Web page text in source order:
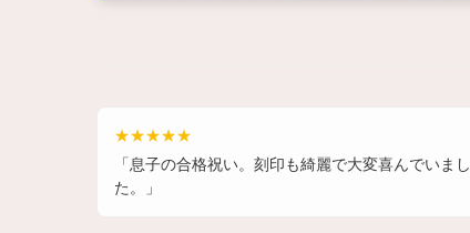
★★★★★
「息子の合格祝い。刻印も綺麗で大変喜んでいまし
た。」